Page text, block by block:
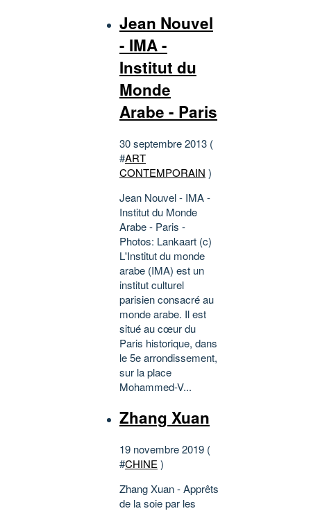
Jean Nouvel
- IMA -
Institut du
Monde
Arabe - Paris
30 septembre 2013 (
#ART
CONTEMPORAIN )
Jean Nouvel - IMA -
Institut du Monde
Arabe - Paris -
Photos: Lankaart (c)
L'Institut du monde
arabe (IMA) est un
institut culturel
parisien consacré au
monde arabe. Il est
situé au cœur du
Paris historique, dans
le 5e arrondissement,
sur la place
Mohammed-V...
Zhang Xuan
19 novembre 2019 (
#CHINE )
Zhang Xuan - Apprêts
de la soie par les